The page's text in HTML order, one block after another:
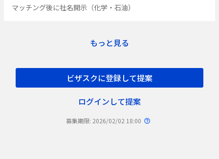
マッチング後に社名開示（化学・石油）
もっと見る
ビザスクに登録して提案
ログインして提案
募集期限: 2026/02/02 18:00